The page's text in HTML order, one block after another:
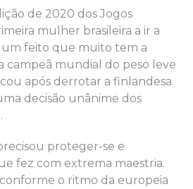
de 2020 dos Jogos
mulher brasileira a ir a
um feito que muito tem a
campeã mundial do peso leve
após derrotar a finlandesa
decisão unânime dos
proteger-se e
fez com extrema maestria.
o ritmo da europeia